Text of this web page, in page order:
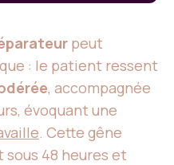
peut
: le patient ressent
, accompagnée
évoquant une
. Cette gêne
sous 48 heures et